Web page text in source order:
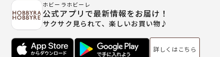
ホビーラホビーレ
公式アプリで最新情報をお届け！
サクサク見られて、楽しいお買い物♪
詳しくはこちら